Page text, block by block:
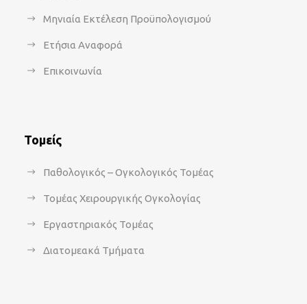
Μηνιαία Εκτέλεση Προϋπολογισμού
Ετήσια Αναφορά
Επικοινωνία
Τομείς
Παθολογικός – Ογκολογικός Τομέας
Τομέας Χειρουργικής Ογκολογίας
Εργαστηριακός Τομέας
Διατομεακά Τμήματα